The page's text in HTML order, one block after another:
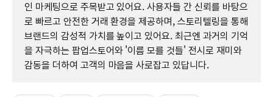
인 마케팅으로 주목받고 있어요. 사용자들 간 신뢰를 바탕으
로 빠르고 안전한 거래 환경을 제공하며, 스토리텔링을 통해
브랜드의 감성적 가치를 높이고 있어요. 최근엔 과거의 기억
을 자극하는 팝업스토어와 '이름 모를 것들' 전시로 재미와
감동을 더하여 고객의 마음을 사로잡고 있답니다.